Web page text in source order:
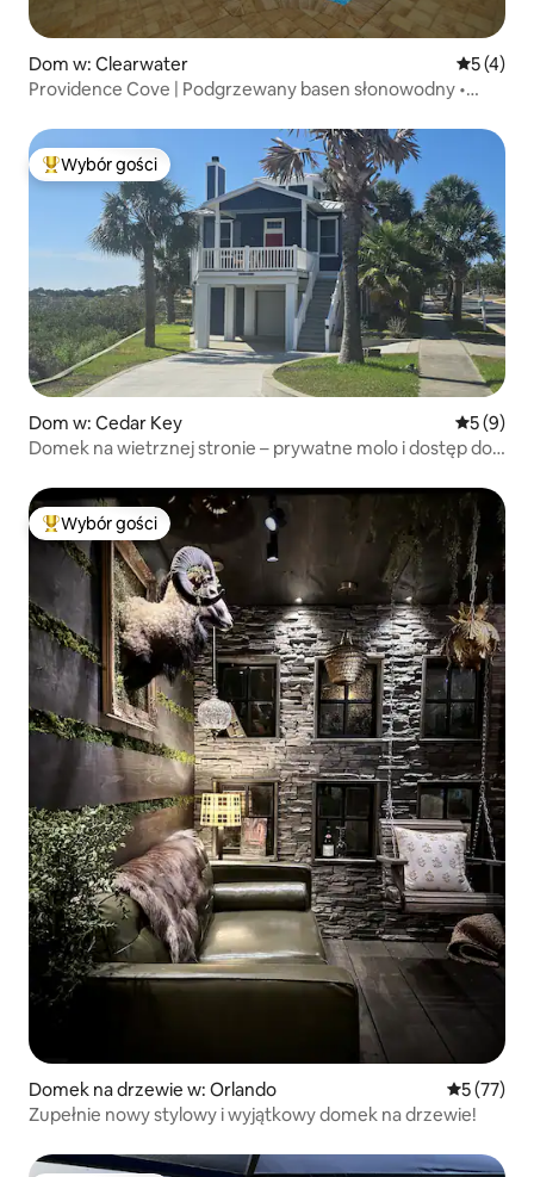
Dom w: Clearwater Średnia
5 (4)
Providence Cove | Podgrzewany basen słonowodny •
Najpopularniejsze z kategorii Wybór gości
Wybór gości
Dom w: Cedar Key Średnia
5 (9)
Domek na wietrznej stronie – prywatne molo i dostęp do
Najpopularniejsze z kategorii Wybór gości
Wybór gości
Domek na drzewie w: Orlando Średnia
5 (77)
Zupełnie nowy stylowy i wyjątkowy domek na drzewie!